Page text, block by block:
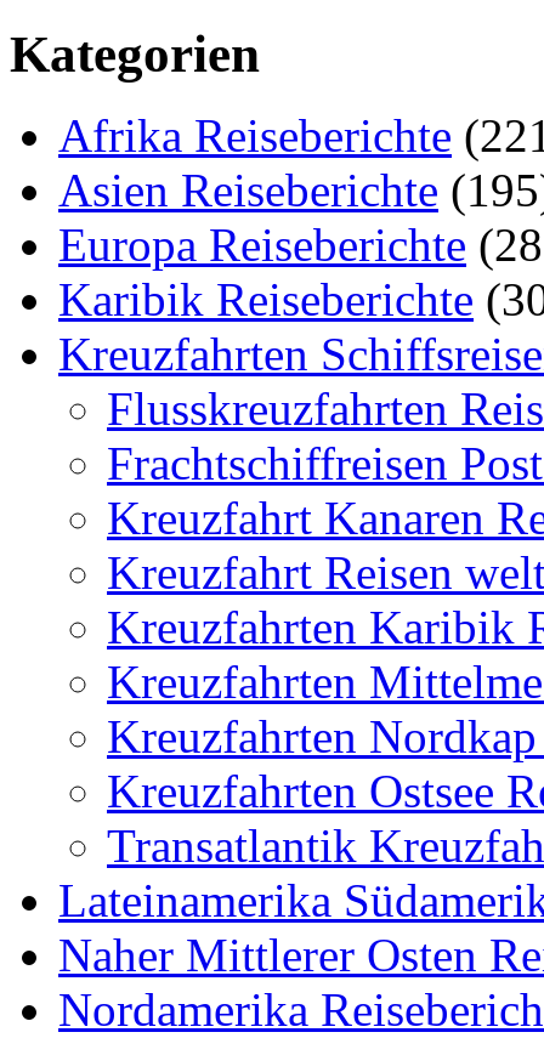
Kategorien
Afrika Reiseberichte
Asien Reiseberichte
Europa Reiseberichte
Karibik Reiseberichte
Kreuzfahrten
Flusskreuzfahrten
Frachtschiffreisen
Kreuzfahrt Kanaren
Kreuzfahrt Reisen
Kreuzfahrten Karibik
Kreuzfahrten
Kreuzfahrten
Kreuzfahrten Ostsee
Transatlantik
Lateinamerika
Naher Mittlerer Osten
Nordamerika